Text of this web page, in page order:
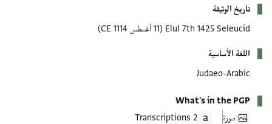
تاريخ الوثيقة
Elul 7th 1425 Seleucid (11 أغسطس 1114 CE)
اللغة الأساسية
Judaeo-Arabic
What's in the PGP
صورة
2 Transcriptions